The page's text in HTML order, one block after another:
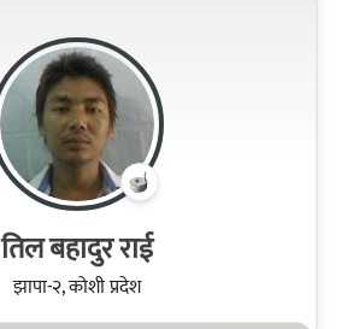
तिल बहादुर राई
झापा-२, कोशी प्रदेश